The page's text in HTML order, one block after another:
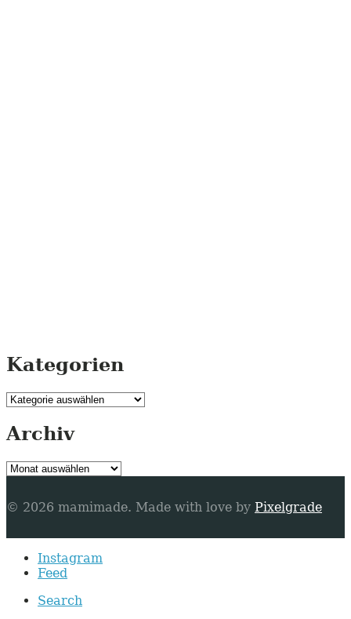
Kategorien
Kategorien
Archiv
Archiv
© 2026 mamimade. Made with love by Pixelgrade
Secondary
navigation
Instagram
Feed
Search